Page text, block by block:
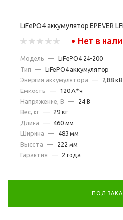
LiFePO4 аккумулятор EPEVER
Нет в
Модель — LiFePO4 24-200
Тип
— LiFePO4 аккумулятор
Энергия аккумулятора
—
2,88
Емкость
—
120 А*ч
Напряжение, В
—
24 В
Вес, кг —
29 кг
Длина
—
460 мм
Ширина
—
483 мм
Высота
—
222 мм
Гарантия
— 2 года
ПОД